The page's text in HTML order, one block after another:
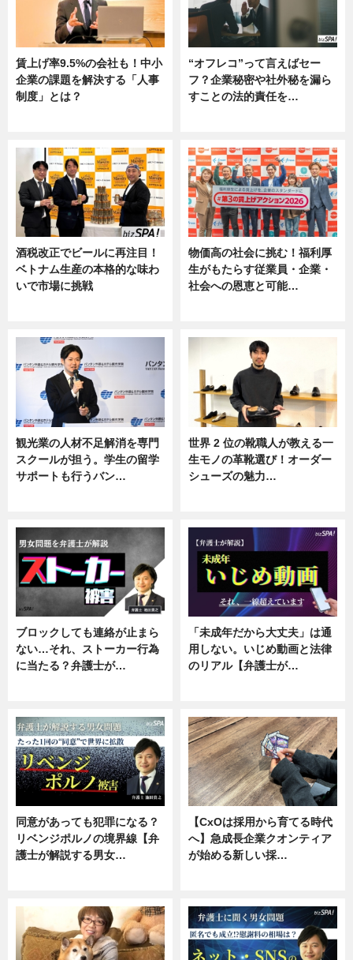
賃上げ率9.5%の会社も！中小
企業の課題を解決する「人事
制度」とは？
“オフレコ”って言えばセー
フ？企業秘密や社外秘を漏ら
すことの法的責任を…
酒税改正でビールに再注目！
ベトナム生産の本格的な味わ
いで市場に挑戦
物価高の社会に挑む！福利厚
生がもたらす従業員・企業・
社会への恩恵と可能…
観光業の人材不足解消を専門
スクールが担う。学生の留学
サポートも行うバン…
世界 2 位の靴職人が教える一
生モノの革靴選び！オーダー
シューズの魅力…
ブロックしても連絡が止まら
ない…それ、ストーカー行為
に当たる？弁護士が…
「未成年だから大丈夫」は通
用しない。いじめ動画と法律
のリアル【弁護士が…
同意があっても犯罪になる？
リベンジポルノの境界線【弁
護士が解説する男女…
【CxOは採用から育てる時代
へ】急成長企業クオンティア
が始める新しい採…